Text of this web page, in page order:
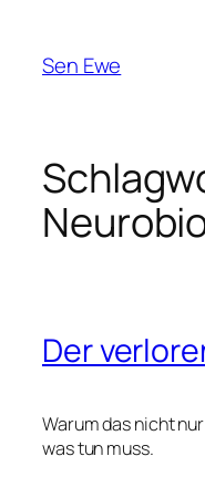
springen
Sen Ewe
Der
Warum das nicht
was tun muss.